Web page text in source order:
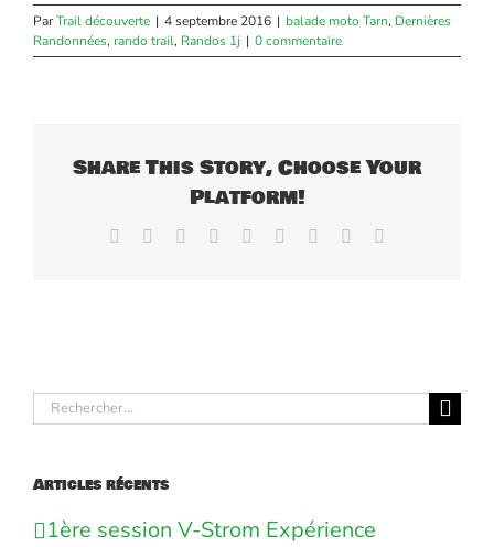
ParTrail découverte | 4 septembre 2016 | balade moto Tarn, Dernières
Randonnées, rando trail, Randos 1j | 0 commentaire
Share This Story, Choose Your
Platform!
Facebook Reddit LinkedInWhatsApp
TumblrPinterest
Rechercher:
Articles récents
1ère session V-Strom Expérience